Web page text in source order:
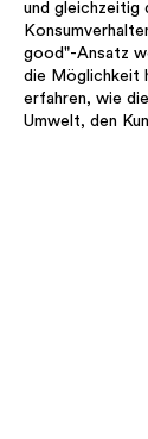
und gleichzeitig
good"-Ansatz
die Möglichkeit
erfahren, wie
Umwelt, den